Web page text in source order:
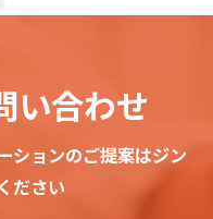
い合わせ
ションのご提案はジン
ださい